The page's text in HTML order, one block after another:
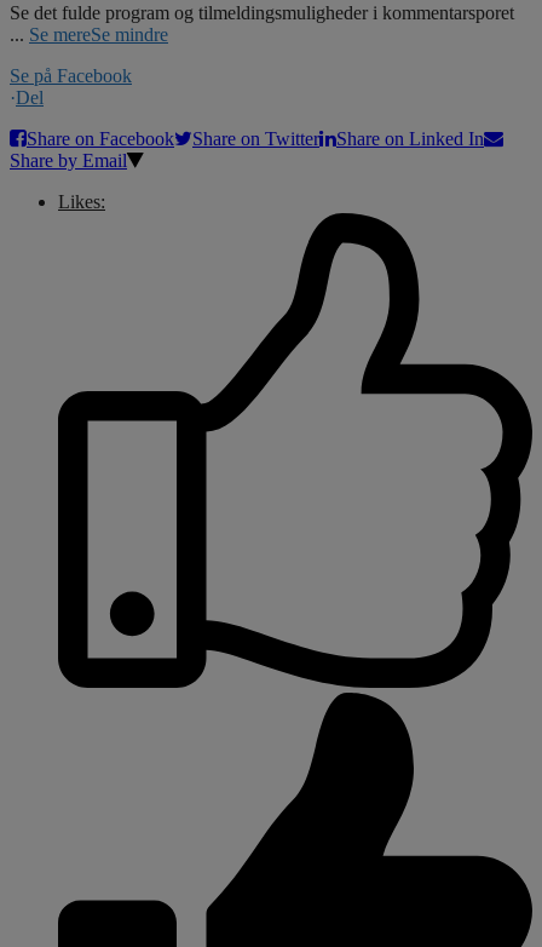
Se det fulde program og tilmeldingsmuligheder i kommentarsporet
... Se mereSe mindre
Se på Facebook
·Del
Share on Facebook
Share on Twitter
Share on Linked In
Share by Email
Likes: